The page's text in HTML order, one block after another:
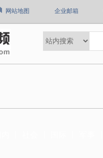
网站地图 企业邮箱